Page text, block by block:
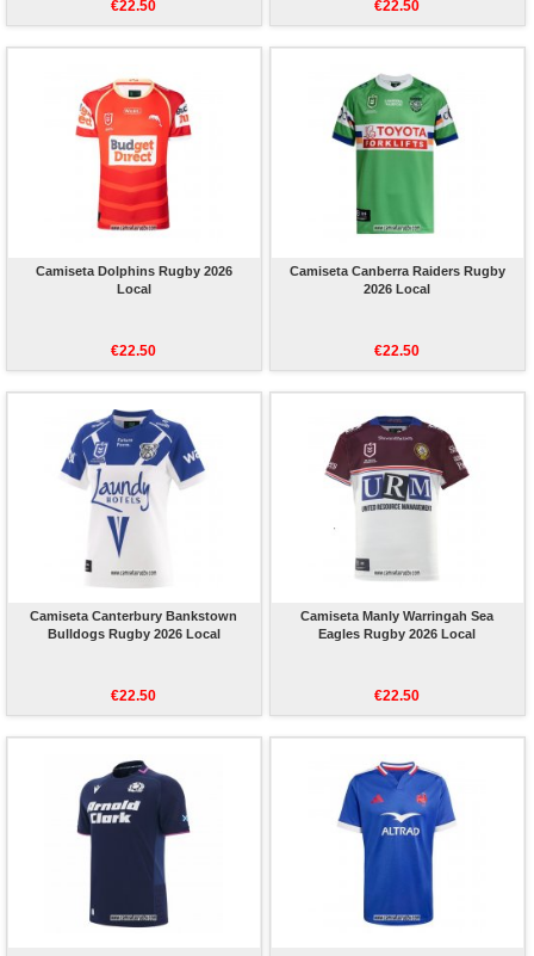
€22.50 €22.50
Camiseta Dolphins Rugby 2026
Local
€22.50
Camiseta Canberra Raiders Rugby
2026 Local
€22.50
Camiseta Canterbury Bankstown
Bulldogs Rugby 2026 Local
€22.50
Camiseta Manly Warringah Sea
Eagles Rugby 2026 Local
€22.50